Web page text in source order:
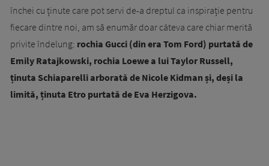
închei cu ținute care pot servi de-a dreptul ca inspirație pentru
fiecare dintre noi, am să enumăr doar câteva care chiar merită
privite îndelung: rochia Gucci (din era Tom Ford) purtată de
Emily Ratajkowski, rochia Loewe a lui Taylor Russell,
ținuta Schiaparelli arborată de Nicole Kidman și, deși la
limită, ținuta Etro purtată de Eva Herzigova.